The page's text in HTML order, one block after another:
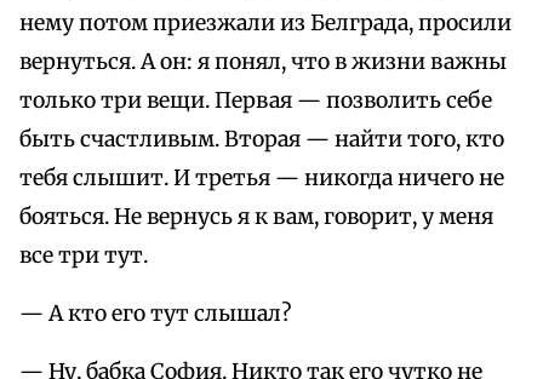
нему потом приезжали из Белграда, просили
вернуться. А он: я понял, что в жизни важны
только три вещи. Первая — позволить себе
быть счастливым. Вторая — найти того, кто
тебя слышит. И третья — никогда ничего не
бояться. Не вернусь я к вам, говорит, у меня
все три тут.
— А кто его тут слышал?
— Ну, бабка София. Никто так его чутко не